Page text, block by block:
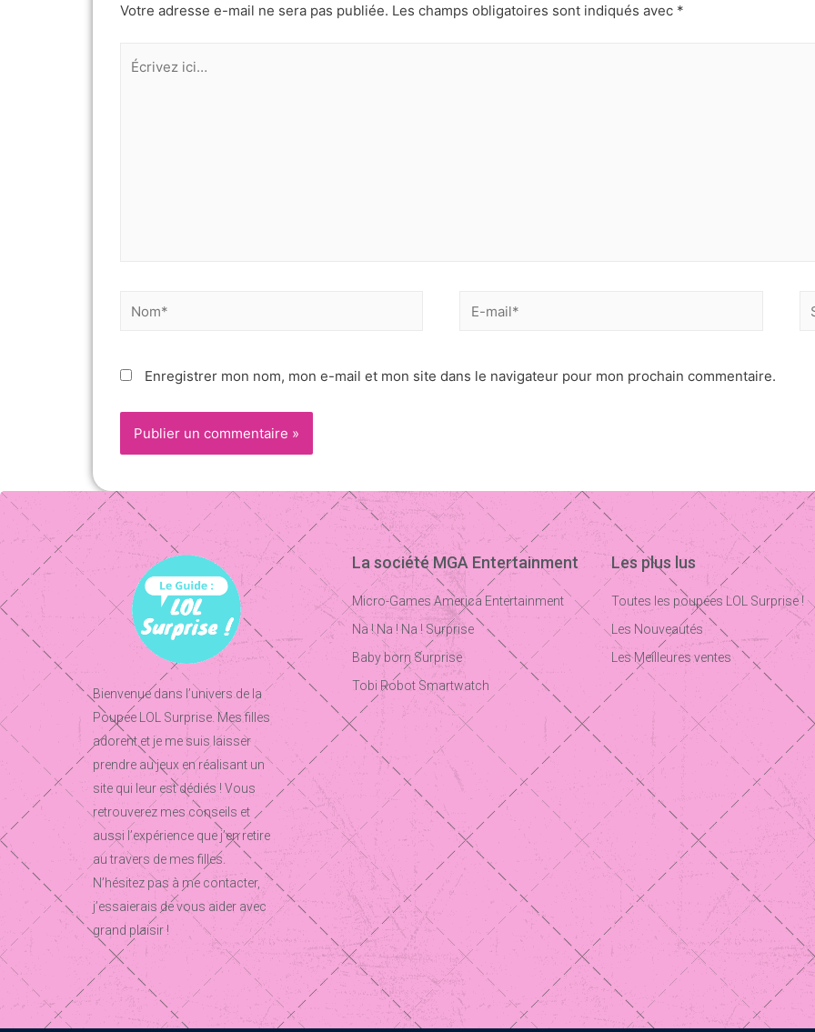
Votre adresse e-mail ne sera pas publiée. Les champs obligatoires sont indiqués avec *
Enregistrer mon nom, mon e-mail et mon site dans le navigateur pour mon prochain commentaire.
Bienvenue dans l’univers de la
Poupee LOL Surprise. Mes filles
adorent et je me suis laisser
prendre au jeux en réalisant un
site qui leur est dédiés ! Vous
retrouverez mes conseils et
aussi l’expérience que j’en retire
au travers de mes filles.
N’hésitez pas à me contacter,
j’essaierais de vous aider avec
grand plaisir !
La société MGA Entertainment
Micro-Games America Entertainment
Na ! Na ! Na ! Surprise
Baby born Surprise
Tobi Robot Smartwatch
Les plus lus
Toutes les poupées LOL Surprise !
Les Nouveautés
Les Meilleures ventes